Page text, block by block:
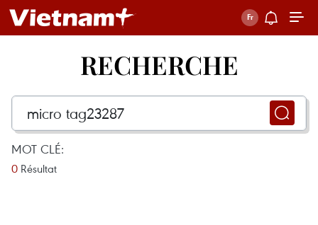
RECHERCHE
MOT CLÉ:
0 Résultat